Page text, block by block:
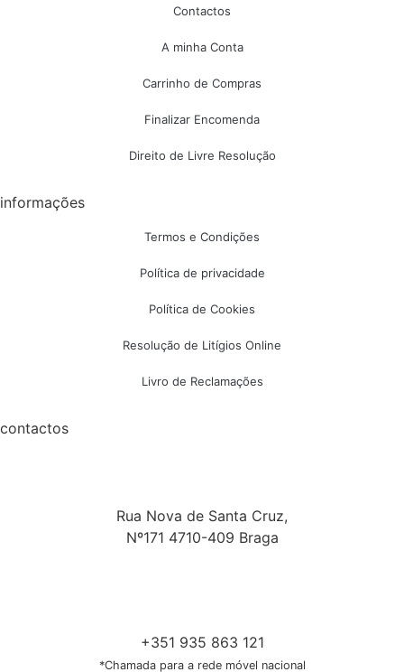
Contactos
A minha Conta
Carrinho de Compras
Finalizar Encomenda
Direito de Livre Resolução
informações
Termos e Condições
Política de privacidade
Política de Cookies
Resolução de Litígios Online
Livro de Reclamações
contactos
Rua Nova de Santa Cruz,
Nº171 4710-409 Braga
+351 935 863 121
*Chamada para a rede móvel nacional